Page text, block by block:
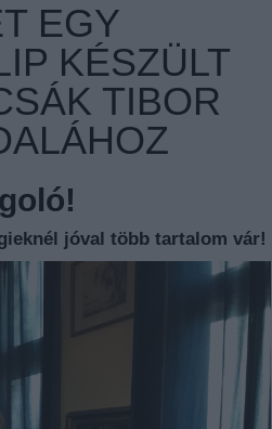
EGY
KÉSZÜLT
TIBOR
jóval több tartalom vár!